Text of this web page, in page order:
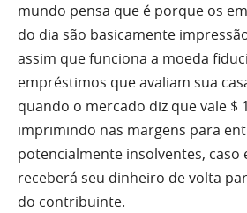
mundo pensa que é porque os
do dia são basicamente
assim que funciona a moeda
empréstimos que avaliam sua
quando o mercado diz que vale $
imprimindo nas margens para
potencialmente insolventes, caso
receberá seu dinheiro de volta
do contribuinte.